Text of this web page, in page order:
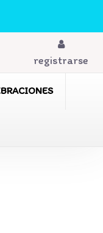
registrarse